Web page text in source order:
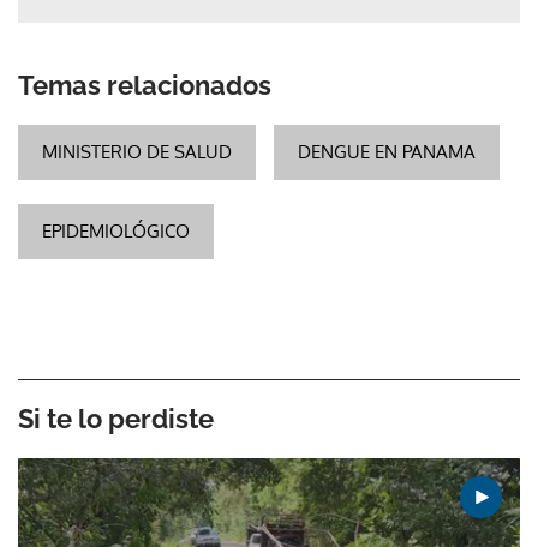
Temas relacionados
MINISTERIO DE SALUD DENGUE EN PANAMA
EPIDEMIOLÓGICO
Si te lo perdiste